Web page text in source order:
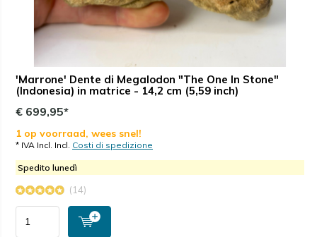
'Marrone' Dente di Megalodon "The One In Stone"
(Indonesia) in matrice - 14,2 cm (5,59 inch)
€ 699,95*
1 op voorraad, wees snel!
* IVA Incl. Incl. Costi di spedizione
Spedito lunedì
(14)